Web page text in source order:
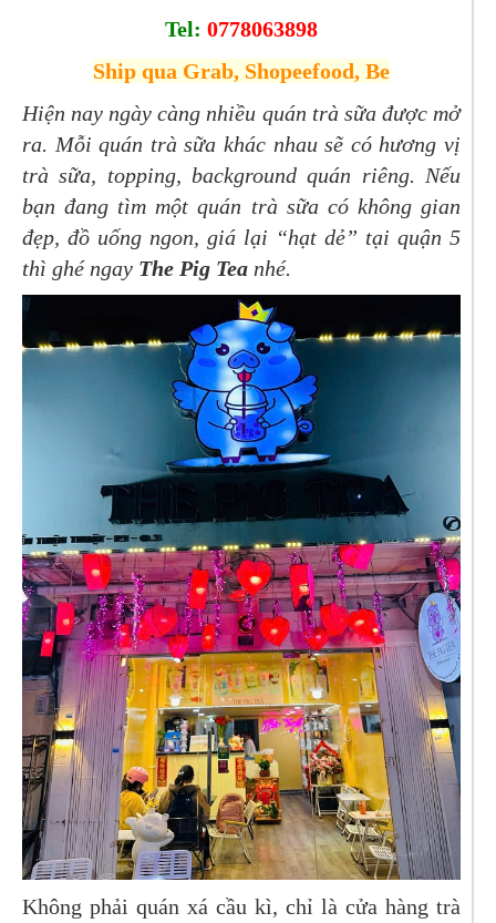
Tel: 0778063898
Ship qua Grab, Shopeefood, Be
Hiện nay ngày càng nhiều quán trà sữa được mở
ra. Mỗi quán trà sữa khác nhau sẽ có hương vị
trà sữa, topping, background quán riêng. Nếu
bạn đang tìm một quán trà sữa có không gian
đẹp, đồ uống ngon, giá lại “hạt dẻ” tại quận 5
thì ghé ngay The Pig Tea nhé.
Không phải quán xá cầu kì, chỉ là cửa hàng trà